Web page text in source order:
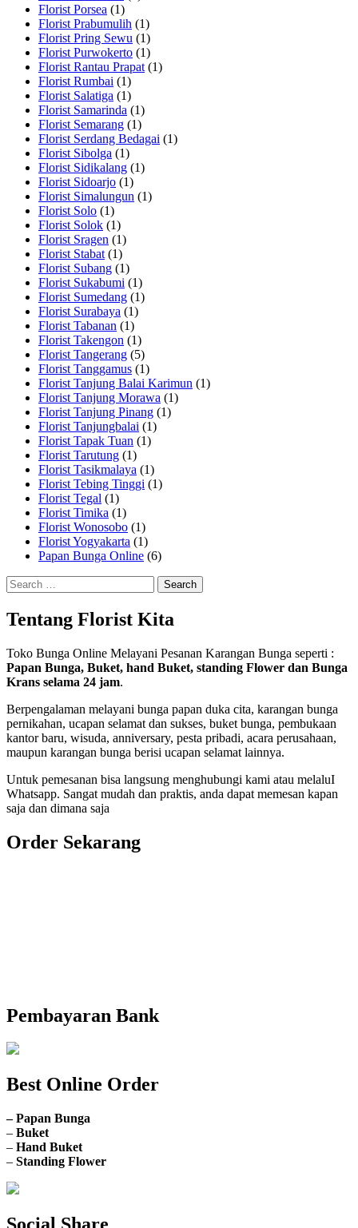
Florist Porsea (1)
Florist Prabumulih (1)
Florist Pring Sewu (1)
Florist Purwokerto (1)
Florist Rantau Prapat (1)
Florist Rumbai (1)
Florist Salatiga (1)
Florist Samarinda (1)
Florist Semarang (1)
Florist Serdang Bedagai (1)
Florist Sibolga (1)
Florist Sidikalang (1)
Florist Sidoarjo (1)
Florist Simalungun (1)
Florist Solo (1)
Florist Solok (1)
Florist Sragen (1)
Florist Stabat (1)
Florist Subang (1)
Florist Sukabumi (1)
Florist Sumedang (1)
Florist Surabaya (1)
Florist Tabanan (1)
Florist Takengon (1)
Florist Tangerang (5)
Florist Tanggamus (1)
Florist Tanjung Balai Karimun (1)
Florist Tanjung Morawa (1)
Florist Tanjung Pinang (1)
Florist Tanjungbalai (1)
Florist Tapak Tuan (1)
Florist Tarutung (1)
Florist Tasikmalaya (1)
Florist Tebing Tinggi (1)
Florist Tegal (1)
Florist Timika (1)
Florist Wonosobo (1)
Florist Yogyakarta (1)
Papan Bunga Online (6)
Search
for:
Tentang Florist Kita
Toko Bunga Online Melayani Pesanan Karangan Bunga seperti :
Papan Bunga, Buket, hand Buket, standing Flower dan Bunga
Krans selama 24 jam.
Berpengalaman melayani bunga papan duka cita, karangan bunga
pernikahan, ucapan selamat dan sukses, buket bunga, pembukaan
kantor baru, wisuda, anniversary, pesta pribadi, acara perusahaan,
maupun karangan bunga berisi ucapan selamat lainnya.
Untuk pemesanan bisa langsung menghubungi kami atau melaluI
Whatsapp. Sangat mudah dan praktis, anda dapat memesan kapan
saja dan dimana saja
Order Sekarang
Pembayaran Bank
Best Online Order
– Papan Bunga
– Buket
– Hand Buket
– Standing Flower